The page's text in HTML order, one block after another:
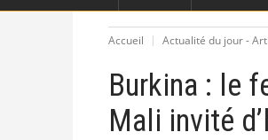
Accueil Actualité du jour -
Burkina : le
Mali invité